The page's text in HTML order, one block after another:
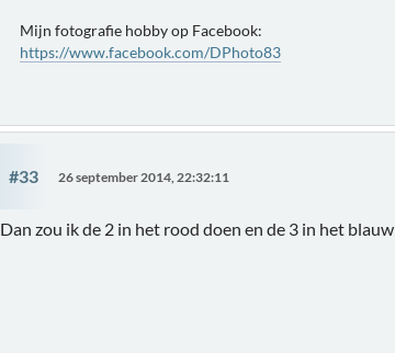
Mijn fotografie hobby op Facebook:
https://www.facebook.com/DPhoto83
#33 26 september 2014, 22:32:11
Dan zou ik de 2 in het rood doen en de 3 in het blauw